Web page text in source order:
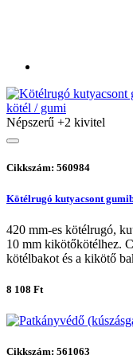
Népszerű +2 kivitel
Cikkszám: 560984
Kötélrugó kutyacsont
420 mm-es kötélrugó,
10 mm kikötőkötélhez.
kötélbakot és a kikötő
8 108 Ft
Cikkszám: 561063